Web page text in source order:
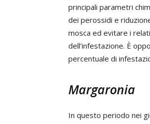
principali parametri
dei perossidi e
mosca ed evitare i
dell’infestazione. È
percentuale di
Margaronia
In questo periodo nei